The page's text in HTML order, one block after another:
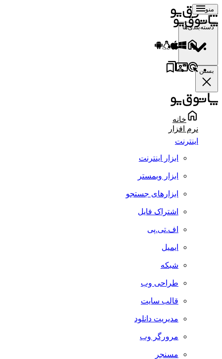
منو
دسته‌بندی‌ها
بستن
خانه
نرم افزار
اینترنت
ابزار اینترنت
ابزار وبمستر
ابزارهای جستجو
اشتراک فایل
اف.تی.پی
ایمیل
شبکه
طراحی وب
قالب سایت
مدیریت دانلود
مرورگر وب
مسنجر